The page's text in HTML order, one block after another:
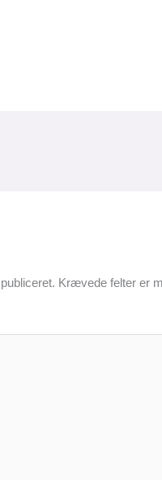
Krævede felter er